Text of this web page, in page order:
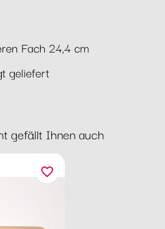
Fach 24,4 cm
geliefert
gefällt Ihnen auch
favorite_border